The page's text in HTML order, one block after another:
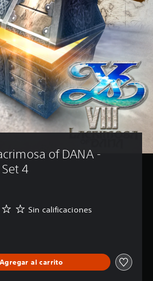
of DANA -
4
Sin calificaciones
Agregar al carrito